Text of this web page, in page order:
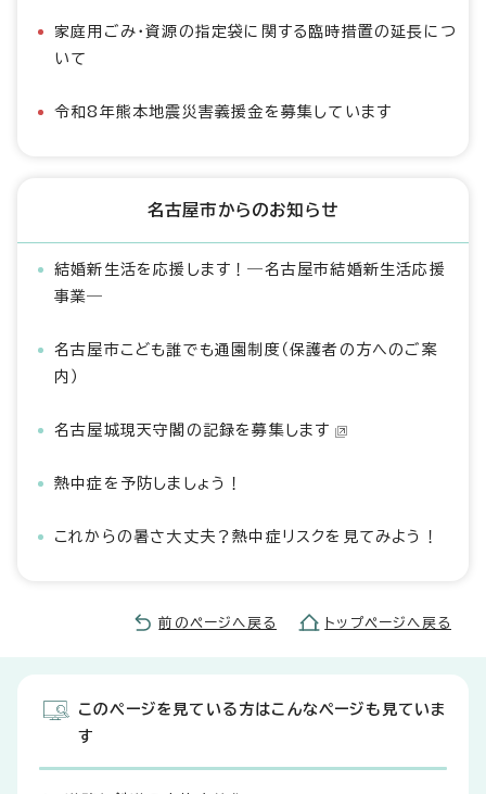
家庭用ごみ・資源の指定袋に関する臨時措置の延長につ
いて
令和8年熊本地震災害義援金を募集しています
名古屋市からのお知らせ
結婚新生活を応援します！―名古屋市結婚新生活応援
事業―
名古屋市こども誰でも通園制度（保護者の方へのご案
内）
名古屋城現天守閣の記録を募集します
熱中症を予防しましょう！
これからの暑さ大丈夫？熱中症リスクを見てみよう！
前のページへ戻る トップページへ戻る
このページを見ている方はこんなページも見ていま
す